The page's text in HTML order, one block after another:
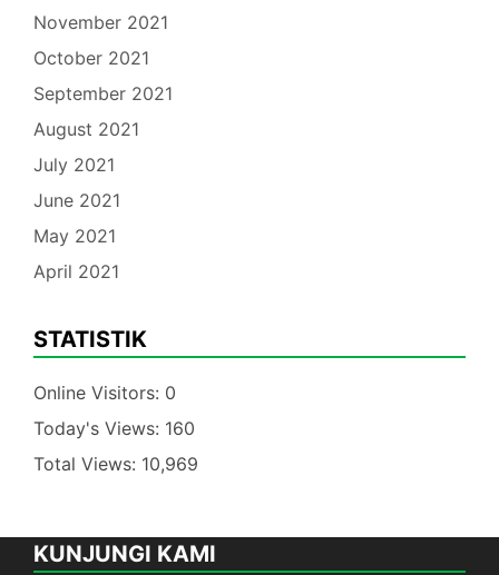
November 2021
October 2021
September 2021
August 2021
July 2021
June 2021
May 2021
April 2021
STATISTIK
Online Visitors: 0
Today's Views: 160
Total Views: 10,969
KUNJUNGI KAMI